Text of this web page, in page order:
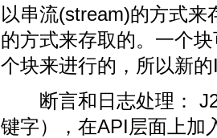
以串流(stream)的方式
的方式来存取的。一个
个块来进行的，所以新
断言和日志处理：
键字），在API层面上加